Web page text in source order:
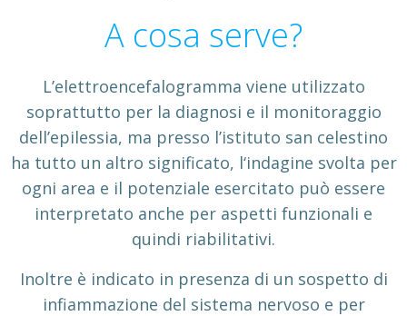
A cosa serve?
L’elettroencefalogramma viene utilizzato
soprattutto per la diagnosi e il monitoraggio
dell’epilessia, ma presso l’istituto san celestino
ha tutto un altro significato, l‘indagine svolta per
ogni area e il potenziale esercitato può essere
interpretato anche per aspetti funzionali e
quindi riabilitativi.
Inoltre è indicato in presenza di un sospetto di
infiammazione del sistema nervoso e per